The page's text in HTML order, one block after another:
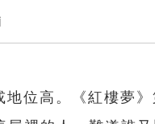
地位高。《紅樓夢》